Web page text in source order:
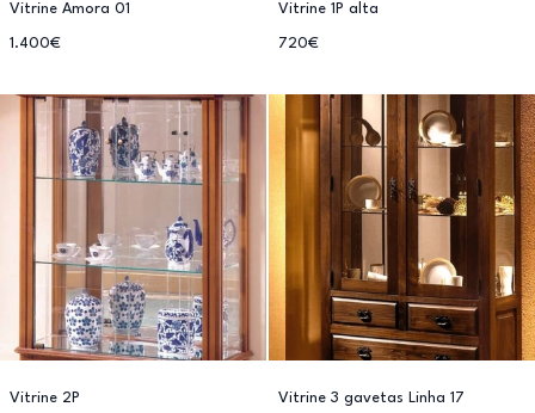
Vitrine Amora 01
1.400€
Vitrine 1P alta
720€
Vitrine 2P Vitrine 3 gavetas Linha 17